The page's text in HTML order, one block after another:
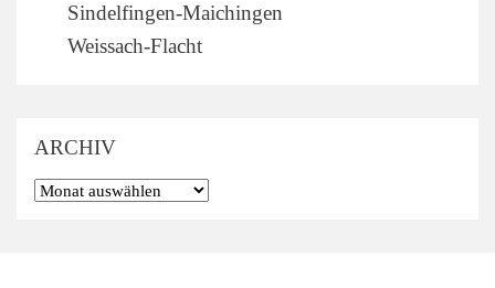
Sindelfingen-Maichingen
Weissach-Flacht
ARCHIV